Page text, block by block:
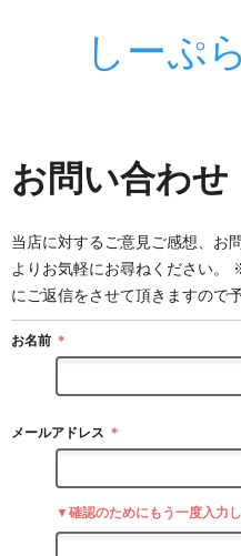
しーぷ
お問い合わせ
当店に対するご意見ご感想、お
よりお気軽にお尋ねください。
にご返信をさせて頂きますので
お名前 ＊
メールアドレス ＊
▼確認のためにもう一度入力し